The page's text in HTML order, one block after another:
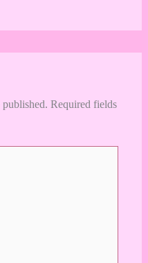
Required fields